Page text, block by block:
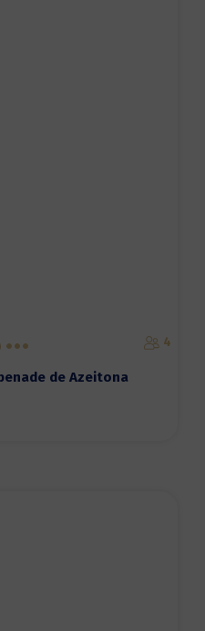
4
de Azeitona